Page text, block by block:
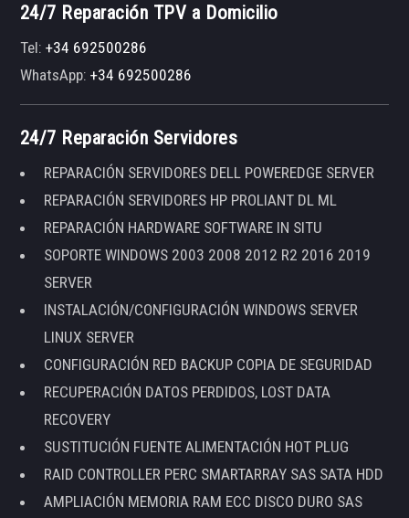
24/7 Reparación TPV a Domicilio
Tel:+34 692500286
WhatsApp:+34 692500286
24/7 Reparación Servidores
REPARACIÓN SERVIDORES DELL POWEREDGE SERVER
REPARACIÓN SERVIDORES HP PROLIANT DL ML
REPARACIÓN HARDWARE SOFTWARE IN SITU
SOPORTE WINDOWS 2003 2008 2012 R2 2016 2019
SERVER
INSTALACIÓN/CONFIGURACIÓN WINDOWS SERVER
LINUX SERVER
CONFIGURACIÓN RED BACKUP COPIA DE SEGURIDAD
RECUPERACIÓN DATOS PERDIDOS, LOST DATA
RECOVERY
SUSTITUCIÓN FUENTE ALIMENTACIÓN HOT PLUG
RAID CONTROLLER PERC SMARTARRAY SAS SATA HDD
AMPLIACIÓN MEMORIA RAM ECC DISCO DURO SAS